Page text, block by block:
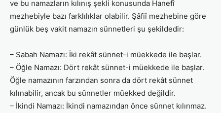
ve bu namazların kılınış şekli konusunda Hanefî
mezhebiyle bazı farklılıklar olabilir. Şâfiî mezhebine göre
günlük beş vakit namazın sünnetleri şu şekildedir:
– Sabah Namazı: İki rekât sünnet-i müekkede ile başlar.
– Öğle Namazı: Dört rekât sünnet-i müekkede ile başlar.
Öğle namazının farzından sonra da dört rekât sünnet
kılınabilir, ancak bu sünnetler müekked değildir.
– İkindi Namazı: İkindi namazından önce sünnet kılınmaz.